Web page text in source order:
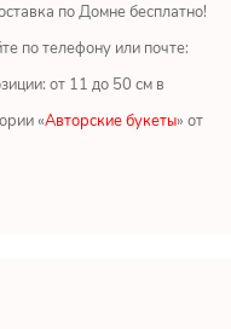
по Домне бесплатно!
по телефону или почте:
от 11 до 50 см в
«Авторские букеты» от